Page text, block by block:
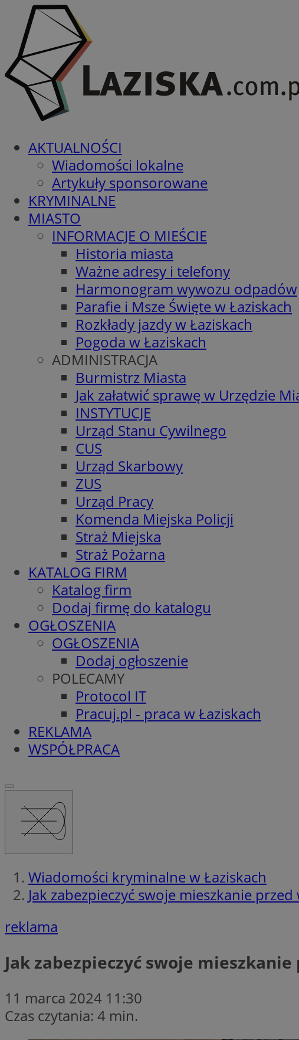
AKTUALNOŚCI
Wiadomości lokalne
Artykuły sponsorowane
KRYMINALNE
MIASTO
INFORMACJE O MIEŚCIE
Historia miasta
Ważne adresy i telefony
Harmonogram wywozu odpadów
Parafie i Msze Święte w Łaziskach
Rozkłady jazdy w Łaziskach
Pogoda w Łaziskach
ADMINISTRACJA
Burmistrz Miasta
Jak załatwić sprawę w Urzędzie
INSTYTUCJE
Urząd Stanu Cywilnego
CUS
Urząd Skarbowy
ZUS
Urząd Pracy
Komenda Miejska Policji
Straż Miejska
Straż Pożarna
KATALOG FIRM
Katalog firm
Dodaj firmę do katalogu
OGŁOSZENIA
OGŁOSZENIA
Dodaj ogłoszenie
POLECAMY
Protocol IT
Pracuj.pl - praca w Łaziskach
REKLAMA
WSPÓŁPRACA
Wiadomości kryminalne w Łaziskach
Jak zabezpieczyć swoje mieszkanie
reklama
Jak zabezpieczyć swoje
11 marca 2024 11:30
Czas czytania: 4 min.